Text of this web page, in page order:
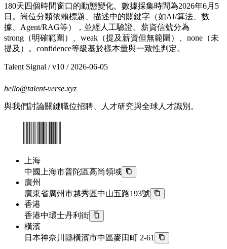
180天四個時間窗口的動態變化。數據採集時間為2026年6月5
日。崗位分類依賴標題、描述中的關鍵字（如AI/算法、數
據、Agent/RAG等），並經人工驗證。薪資信號分為
strong（明確範圍）、weak（提及薪資但無範圍）、none（未
提及）。confidence等級基於樣本量與一致性判定。
Talent Signal / v10 / 2026-06-05
hello@talent-verse.xyz
與我們討論關鍵職位招聘、人才研究與全球人才識別。
上海
中國上海市普陀區高尚領域
廣州
廣東省廣州市越秀區中山五路193號
香港
香港中環士丹利街
橫濱
日本神奈川縣橫濱市中區麥田町 2-61